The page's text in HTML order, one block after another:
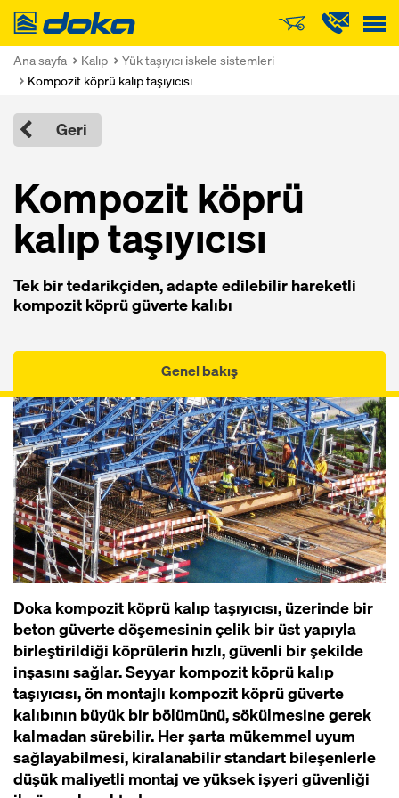
Doka
Ana sayfa Kalıp
Yük taşıyıcı iskele sistemleri
Kompozit köprü kalıp taşıyıcısı
Geri
Kompozit köprü
kalıp taşıyıcısı
Tek bir tedarikçiden, adapte edilebilir hareketli
kompozit köprü güverte kalıbı
Genel bakış
Doka kompozit köprü kalıp taşıyıcısı, üzerinde bir
beton güverte döşemesinin çelik bir üst yapıyla
birleştirildiği köprülerin hızlı, güvenli bir şekilde
inşasını sağlar. Seyyar kompozit köprü kalıp
taşıyıcısı, ön montajlı kompozit köprü güverte
kalıbının büyük bir bölümünü, sökülmesine gerek
kalmadan sürebilir. Her şarta mükemmel uyum
sağlayabilmesi, kiralanabilir standart bileşenlerle
düşük maliyetli montaj ve yüksek işyeri güvenliği